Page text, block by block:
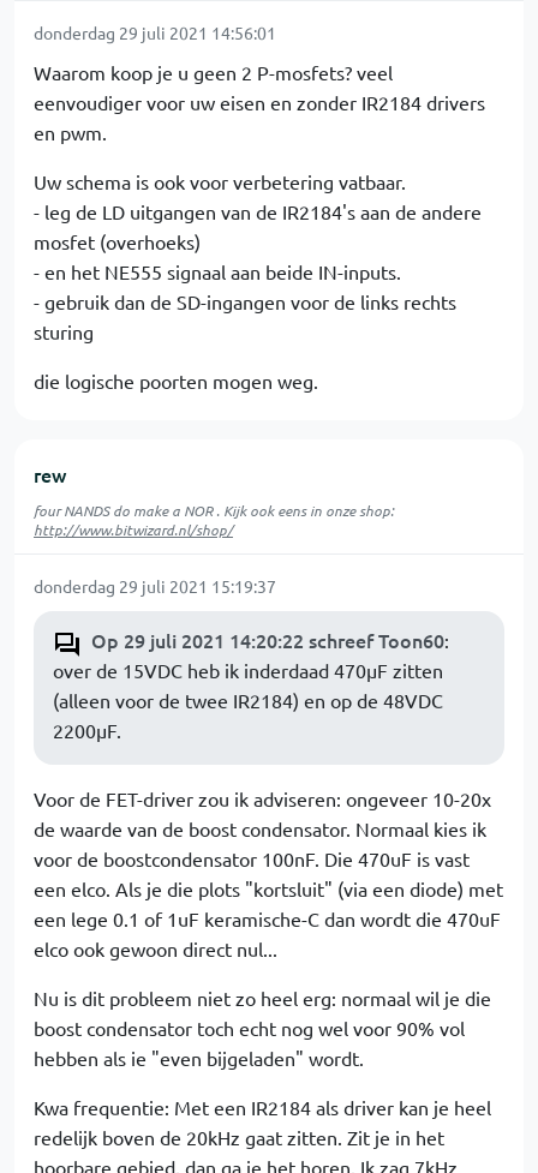
donderdag 29 juli 2021 14:56:01
Waarom koop je u geen 2 P-mosfets? veel
eenvoudiger voor uw eisen en zonder IR2184 drivers
en pwm.
Uw schema is ook voor verbetering vatbaar.
- leg de LD uitgangen van de IR2184's aan de andere
mosfet (overhoeks)
- en het NE555 signaal aan beide IN-inputs.
- gebruik dan de SD-ingangen voor de links rechts
sturing
die logische poorten mogen weg.
rew
four NANDS do make a NOR . Kijk ook eens in onze shop:
http://www.bitwizard.nl/shop/
donderdag 29 juli 2021 15:19:37
Op 29 juli 2021 14:20:22 schreef Toon60:
over de 15VDC heb ik inderdaad 470µF zitten
(alleen voor de twee IR2184) en op de 48VDC
2200µF.
Voor de FET-driver zou ik adviseren: ongeveer 10-20x
de waarde van de boost condensator. Normaal kies ik
voor de boostcondensator 100nF. Die 470uF is vast
een elco. Als je die plots "kortsluit" (via een diode) met
een lege 0.1 of 1uF keramische-C dan wordt die 470uF
elco ook gewoon direct nul...
Nu is dit probleem niet zo heel erg: normaal wil je die
boost condensator toch echt nog wel voor 90% vol
hebben als ie "even bijgeladen" wordt.
Kwa frequentie: Met een IR2184 als driver kan je heel
redelijk boven de 20kHz gaat zitten. Zit je in het
hoorbare gebied, dan ga je het horen. Ik zag 7kHz